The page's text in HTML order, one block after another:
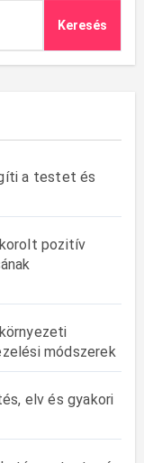
Keresés
a testet és
pozitív
módszerek
elv és gyakori